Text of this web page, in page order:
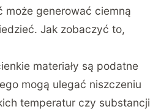
może generować ciemną
Jak zobaczyć to,
materiały są podatne
mogą ulegać niszczeniu
temperatur czy substancji